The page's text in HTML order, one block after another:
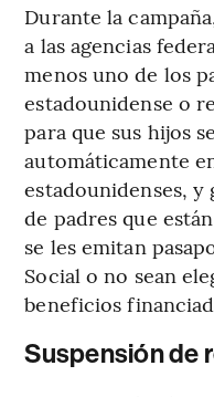
Durante la
a las agencias
menos uno de los
estadounidense o
para que sus hijos
automáticamente
estadounidenses, y
de padres que
se les emitan
Social o no sean
beneficios
Suspensión de